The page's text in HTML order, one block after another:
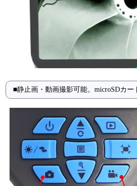
■静止画・動画撮影可能。microSDカー